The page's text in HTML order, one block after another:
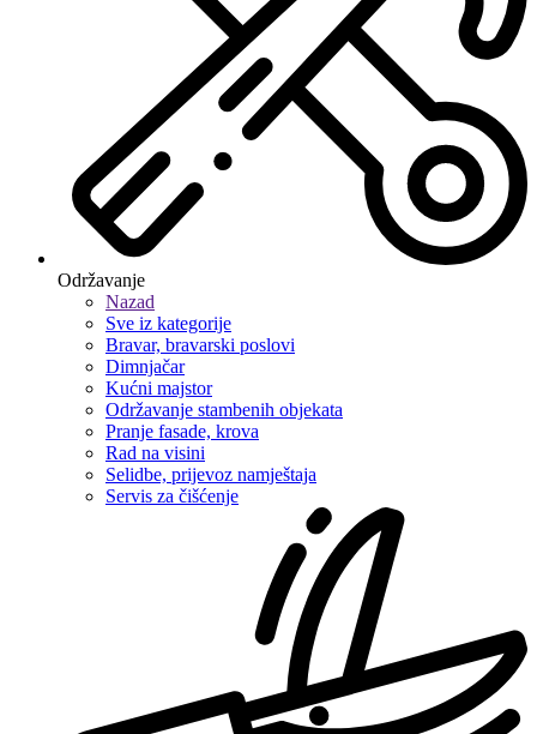
Održavanje
Nazad
Sve iz kategorije
Bravar, bravarski poslovi
Dimnjačar
Kućni majstor
Održavanje stambenih objekata
Pranje fasade, krova
Rad na visini
Selidbe, prijevoz namještaja
Servis za čišćenje